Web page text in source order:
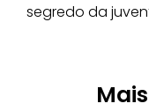
segredo da